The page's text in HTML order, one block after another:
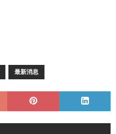
最新消息